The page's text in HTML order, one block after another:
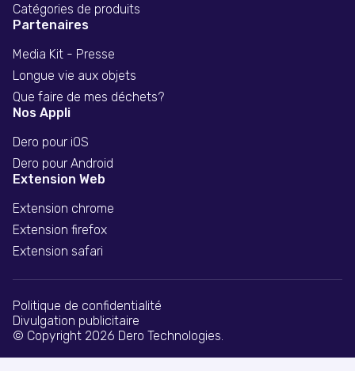
Catégories de produits
Partenaires
Media Kit - Presse
Longue vie aux objets
Que faire de mes déchets?
Nos Appli
Dero pour iOS
Dero pour Android
Extension Web
Extension chrome
Extension firefox
Extension safari
© Copyright 2026 Dero Technologies.
Politique de confidentialité
Divulgation publicitaire